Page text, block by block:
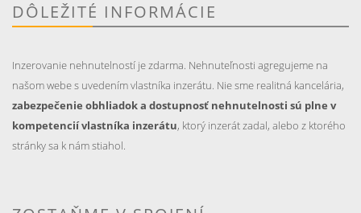
DÔLEŽITÉ INFORMÁCIE
Inzerovanie nehnutelností je zdarma. Nehnuteľnosti agregujeme na
našom webe s uvedením vlastníka inzerátu. Nie sme realitná kancelária,
zabezpečenie obhliadok a dostupnosť nehnutelnosti sú plne v
kompetencií vlastníka inzerátu, ktorý inzerát zadal, alebo z ktorého
stránky sa k nám stiahol.